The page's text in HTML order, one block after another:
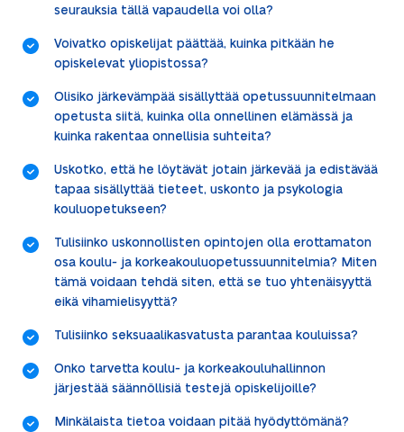
seurauksia tällä vapaudella voi olla?
Voivatko opiskelijat päättää, kuinka pitkään he
opiskelevat yliopistossa?
Olisiko järkevämpää sisällyttää opetussuunnitelmaan
opetusta siitä, kuinka olla onnellinen elämässä ja
kuinka rakentaa onnellisia suhteita?
Uskotko, että he löytävät jotain järkevää ja edistävää
tapaa sisällyttää tieteet, uskonto ja psykologia
kouluopetukseen?
Tulisiinko uskonnollisten opintojen olla erottamaton
osa koulu- ja korkeakouluopetussuunnitelmia? Miten
tämä voidaan tehdä siten, että se tuo yhtenäisyyttä
eikä vihamielisyyttä?
Tulisiinko seksuaalikasvatusta parantaa kouluissa?
Onko tarvetta koulu- ja korkeakouluhallinnon
järjestää säännöllisiä testejä opiskelijoille?
Minkälaista tietoa voidaan pitää hyödyttömänä?